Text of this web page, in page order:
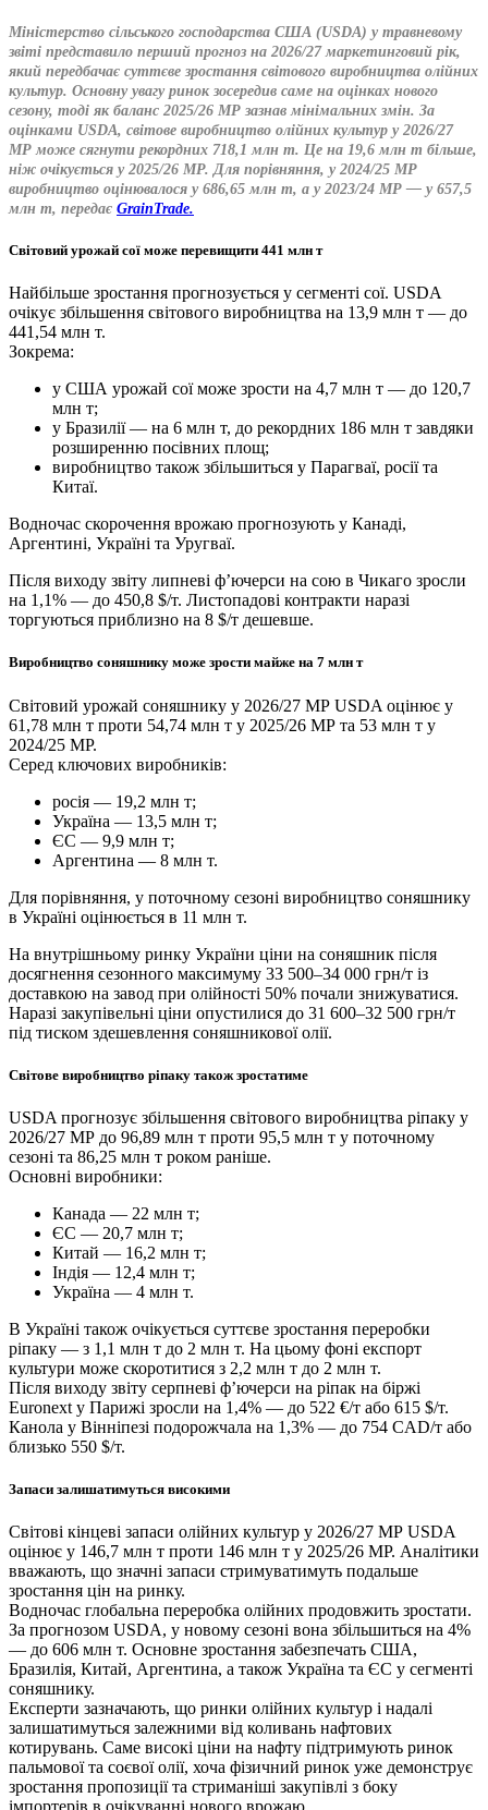
Міністерство сільського господарства США (USDA) у травневому
звіті представило перший прогноз на 2026/27 маркетинговий рік,
який передбачає суттєве зростання світового виробництва олійних
культур. Основну увагу ринок зосередив саме на оцінках нового
сезону, тоді як баланс 2025/26 МР зазнав мінімальних змін. За
оцінками USDA, світове виробництво олійних культур у 2026/27
МР може сягнути рекордних 718,1 млн т. Це на 19,6 млн т більше,
ніж очікується у 2025/26 МР. Для порівняння, у 2024/25 МР
виробництво оцінювалося у 686,65 млн т, а у 2023/24 МР — у 657,5
млн т, передає GrainTrade.
Світовий урожай сої може перевищити 441 млн т
Найбільше зростання прогнозується у сегменті сої. USDA
очікує збільшення світового виробництва на 13,9 млн т — до
441,54 млн т.
Зокрема:
у США урожай сої може зрости на 4,7 млн т — до 120,7
млн т;
у Бразилії — на 6 млн т, до рекордних 186 млн т завдяки
розширенню посівних площ;
виробництво також збільшиться у Парагваї, росії та
Китаї.
Водночас скорочення врожаю прогнозують у Канаді,
Аргентині, Україні та Уругваї.
Після виходу звіту липневі ф’ючерси на сою в Чикаго зросли
на 1,1% — до 450,8 $/т. Листопадові контракти наразі
торгуються приблизно на 8 $/т дешевше.
Виробництво соняшнику може зрости майже на 7 млн т
Світовий урожай соняшнику у 2026/27 МР USDA оцінює у
61,78 млн т проти 54,74 млн т у 2025/26 МР та 53 млн т у
2024/25 МР.
Серед ключових виробників:
росія — 19,2 млн т;
Україна — 13,5 млн т;
ЄС — 9,9 млн т;
Аргентина — 8 млн т.
Для порівняння, у поточному сезоні виробництво соняшнику
в Україні оцінюється в 11 млн т.
На внутрішньому ринку України ціни на соняшник після
досягнення сезонного максимуму 33 500–34 000 грн/т із
доставкою на завод при олійності 50% почали знижуватися.
Наразі закупівельні ціни опустилися до 31 600–32 500 грн/т
під тиском здешевлення соняшникової олії.
Світове виробництво ріпаку також зростатиме
USDA прогнозує збільшення світового виробництва ріпаку у
2026/27 МР до 96,89 млн т проти 95,5 млн т у поточному
сезоні та 86,25 млн т роком раніше.
Основні виробники:
Канада — 22 млн т;
ЄС — 20,7 млн т;
Китай — 16,2 млн т;
Індія — 12,4 млн т;
Україна — 4 млн т.
В Україні також очікується суттєве зростання переробки
ріпаку — з 1,1 млн т до 2 млн т. На цьому фоні експорт
культури може скоротитися з 2,2 млн т до 2 млн т.
Після виходу звіту серпневі ф’ючерси на ріпак на біржі
Euronext у Парижі зросли на 1,4% — до 522 €/т або 615 $/т.
Канола у Вінніпезі подорожчала на 1,3% — до 754 CAD/т або
близько 550 $/т.
Запаси залишатимуться високими
Світові кінцеві запаси олійних культур у 2026/27 МР USDA
оцінює у 146,7 млн т проти 146 млн т у 2025/26 МР. Аналітики
вважають, що значні запаси стримуватимуть подальше
зростання цін на ринку.
Водночас глобальна переробка олійних продовжить зростати.
За прогнозом USDA, у новому сезоні вона збільшиться на 4%
— до 606 млн т. Основне зростання забезпечать США,
Бразилія, Китай, Аргентина, а також Україна та ЄС у сегменті
соняшнику.
Експерти зазначають, що ринки олійних культур і надалі
залишатимуться залежними від коливань нафтових
котирувань. Саме високі ціни на нафту підтримують ринок
пальмової та соєвої олії, хоча фізичний ринок уже демонструє
зростання пропозиції та стриманіші закупівлі з боку